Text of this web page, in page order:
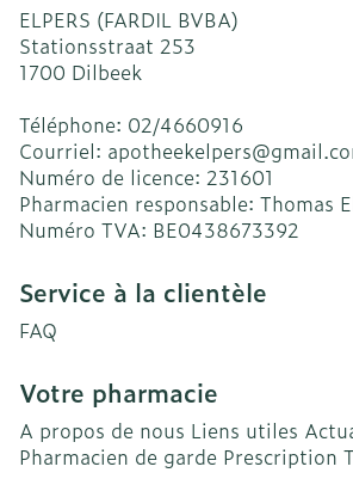
ELPERS (FARDIL BVBA)
Stationsstraat 253
1700 Dilbeek
Téléphone: 02/4660916
Courriel: apotheekelpers@
Numéro de licence: 231601
Pharmacien responsable: Thomas
Numéro TVA: BE0438673392
Service à la clientèle
FAQ
Votre pharmacie
A propos de nous Liens utiles
Pharmacien de garde Prescription